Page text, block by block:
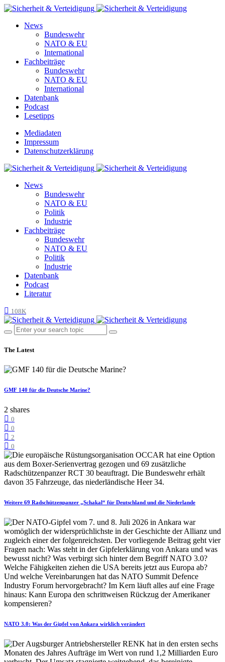
News
Bundeswehr
NATO & EU
International
Fachbeiträge
Bundeswehr
NATO & EU
International
Datenbank
Podcast
Lesetipps
Mediadaten
Impressum
Datenschutzerklärung
News
Bundeswehr
NATO & EU
Politik
Industrie
Fachbeiträge
Bundeswehr
NATO & EU
Politik
Industrie
Datenbank
Podcast
Literatur
108K
The Latest
GMF 140 für die Deutsche Marine?
2 shares
0
0
2
0
Weitere 69 Radschützenpanzer „Schakal“ für Deutschland und die Niederlande
NATO 3.0: Was der Gipfel von Ankara wirklich verändert